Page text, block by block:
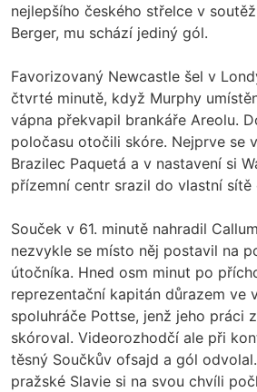
nejlepšího českého střelce v
Berger, mu schází jediný gól.
Favorizovaný Newcastle šel v
čtvrté minutě, když Murphy
vápna překvapil brankáře Areolu.
poločasu otočili skóre. Nejprve se
Brazilec Paquetá a v nastavení si
přízemní centr srazil do vlastní sítě
Souček v 61. minutě nahradil
nezvykle se místo něj postavil na
útočníka. Hned osm minut po
reprezentační kapitán důrazem ve
spoluhráče Pottse, jenž jeho práci
skóroval. Videorozhodčí ale při
těsný Součkův ofsajd a gól
pražské Slavie si na svou chvíli